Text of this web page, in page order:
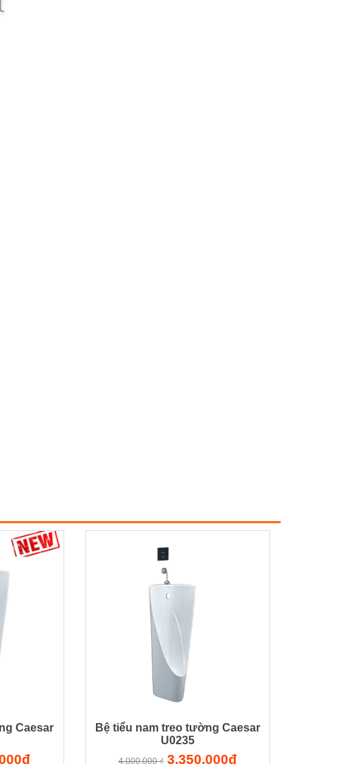
Caesar
Bệ tiểu nam treo tường Caesar
U0235
4.000.000 ₫ 3.350.000đ